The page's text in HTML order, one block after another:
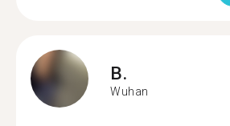
B.
Wuhan